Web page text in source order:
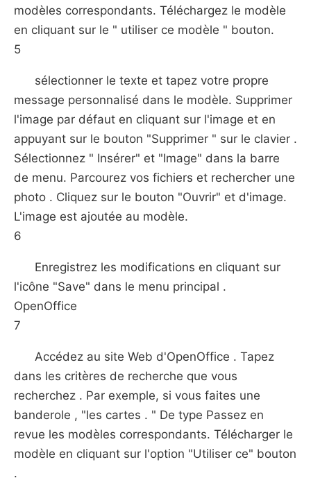
modèles correspondants. Téléchargez le modèle
en cliquant sur le " utiliser ce modèle " bouton.
5
sélectionner le texte et tapez votre propre
message personnalisé dans le modèle. Supprimer
l'image par défaut en cliquant sur l'image et en
appuyant sur le bouton "Supprimer " sur le clavier .
Sélectionnez " Insérer" et "Image" dans la barre
de menu. Parcourez vos fichiers et rechercher une
photo . Cliquez sur le bouton "Ouvrir" et d'image.
L'image est ajoutée au modèle.
6
Enregistrez les modifications en cliquant sur
l'icône "Save" dans le menu principal .
OpenOffice
7
Accédez au site Web d'OpenOffice . Tapez
dans les critères de recherche que vous
recherchez . Par exemple, si vous faites une
banderole , "les cartes . " De type Passez en
revue les modèles correspondants. Télécharger le
modèle en cliquant sur l'option "Utiliser ce" bouton
.